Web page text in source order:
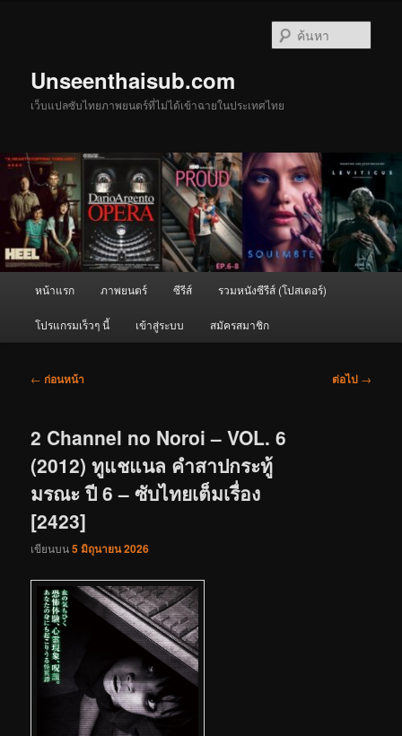
Unseenthaisub.com
เว็บแปลซับไทยภาพยนตร์ที่ไม่ได้เข้าฉายในประเทศไทย
หน้าแรก ภาพยนตร์ ซีรีส์ รวมหนังซีรีส์ (โปสเตอร์)
โปรแกรมเร็วๆ นี้ เข้าสู่ระบบ สมัครสมาชิก
เมนู
← ก่อนหน้า ต่อไป →
2 Channel no Noroi – VOL. 6
(2012) ทูแชแนล คำสาปกระทู้
มรณะ ปี 6 – ซับไทยเต็มเรื่อง
[2423]
เขียนบน5 มิถุนายน 2026